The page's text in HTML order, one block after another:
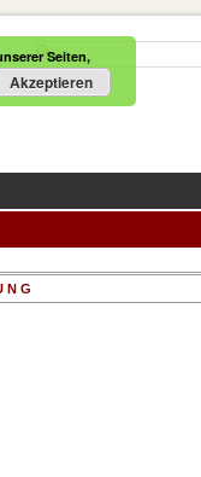
Seiten,
Akzeptieren